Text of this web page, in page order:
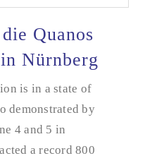
Connect 2025 in
Quanos
Nürnberg
is in a state of
demonstrated by
4 and 5 in
a record 800